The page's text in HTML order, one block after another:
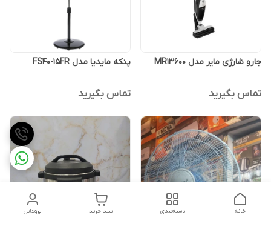
جارو شارژی مایر مدل MR13600
تماس بگیرید
پنکه مایدیا مدل FS40-15FR
تماس بگیرید
پروفایل سبد خرید دسته‌بندی خانه